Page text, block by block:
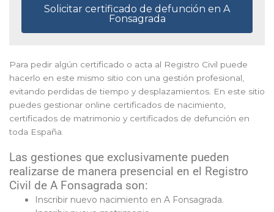
Solicitar certificado de defunción en A
Fonsagrada
Para pedir algún certificado o acta al Registro Civil puede
hacerlo en este mismo sitio con una gestión profesional,
evitando perdidas de tiempo y desplazamientos. En este sitio
puedes gestionar online certificados de nacimiento,
certificados de matrimonio y certificados de defunción en
toda España.
Las gestiones que exclusivamente pueden
realizarse de manera presencial en el Registro
Civil de A Fonsagrada son:
Inscribir nuevo nacimiento en A Fonsagrada.